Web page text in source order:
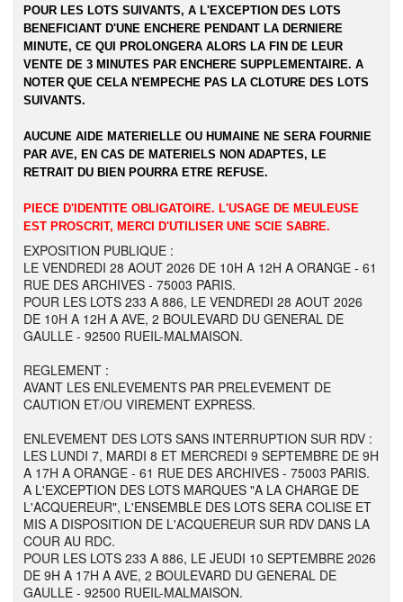
POUR LES LOTS SUIVANTS, A L'EXCEPTION DES LOTS
BENEFICIANT D'UNE ENCHERE PENDANT LA DERNIERE
MINUTE, CE QUI PROLONGERA ALORS LA FIN DE LEUR
VENTE DE 3 MINUTES PAR ENCHERE SUPPLEMENTAIRE. A
NOTER QUE CELA N'EMPECHE PAS LA CLOTURE DES LOTS
SUIVANTS.
AUCUNE AIDE MATERIELLE OU HUMAINE NE SERA FOURNIE
PAR AVE, EN CAS DE MATERIELS NON ADAPTES, LE
RETRAIT DU BIEN POURRA ETRE REFUSE.
PIECE D'IDENTITE OBLIGATOIRE. L'USAGE DE MEULEUSE
EST PROSCRIT, MERCI D'UTILISER UNE SCIE SABRE.
EXPOSITION PUBLIQUE :
LE VENDREDI 28 AOUT 2026 DE 10H A 12H A ORANGE - 61
RUE DES ARCHIVES - 75003 PARIS.
POUR LES LOTS 233 A 886, LE VENDREDI 28 AOUT 2026
DE 10H A 12H A AVE, 2 BOULEVARD DU GENERAL DE
GAULLE - 92500 RUEIL-MALMAISON.
REGLEMENT :
AVANT LES ENLEVEMENTS PAR PRELEVEMENT DE
CAUTION ET/OU VIREMENT EXPRESS.
ENLEVEMENT DES LOTS SANS INTERRUPTION SUR RDV :
LES LUNDI 7, MARDI 8 ET MERCREDI 9 SEPTEMBRE DE 9H
A 17H A ORANGE - 61 RUE DES ARCHIVES - 75003 PARIS.
A L'EXCEPTION DES LOTS MARQUES "A LA CHARGE DE
L'ACQUEREUR", L'ENSEMBLE DES LOTS SERA COLISE ET
MIS A DISPOSITION DE L'ACQUEREUR SUR RDV DANS LA
COUR AU RDC.
POUR LES LOTS 233 A 886, LE JEUDI 10 SEPTEMBRE 2026
DE 9H A 17H A AVE, 2 BOULEVARD DU GENERAL DE
GAULLE - 92500 RUEIL-MALMAISON.